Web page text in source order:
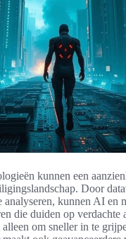
kunnen een
Door
analyseren, kunnen AI en
die duiden op verdachte
om sneller in te